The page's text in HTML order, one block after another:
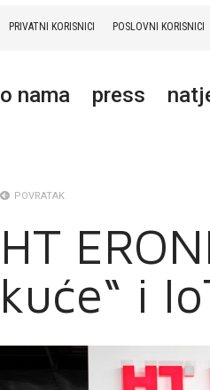
PRIVATNI KORISNICI POSLOVNI KORISNICI
o nama press
POVRATAK
HT
kuće“ i